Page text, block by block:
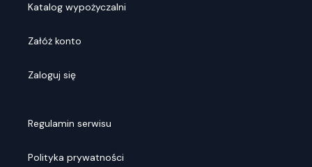
Katalog wypożyczalni
Załóż konto
Zaloguj się
Regulamin serwisu
Polityka prywatności